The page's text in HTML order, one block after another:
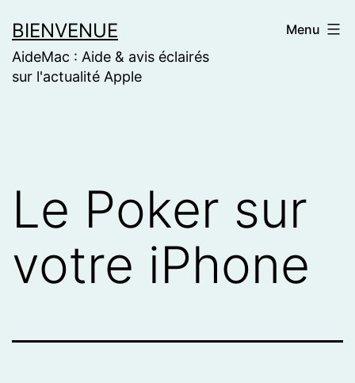
to
content
BIENVENUE
AideMac : Aide & avis éclairés
sur l'actualité Apple
Menu
Le Poker sur
votre iPhone